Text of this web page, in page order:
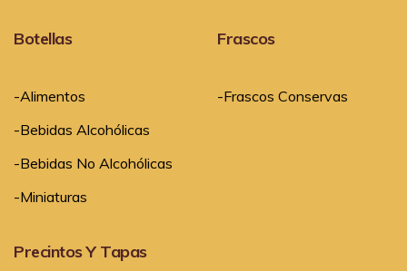
Botellas
-Alimentos
-Bebidas Alcohólicas
-Bebidas No Alcohólicas
-Miniaturas
Frascos
-Frascos Conservas
Precintos Y Tapas